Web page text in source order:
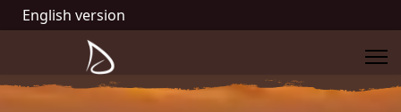
English version